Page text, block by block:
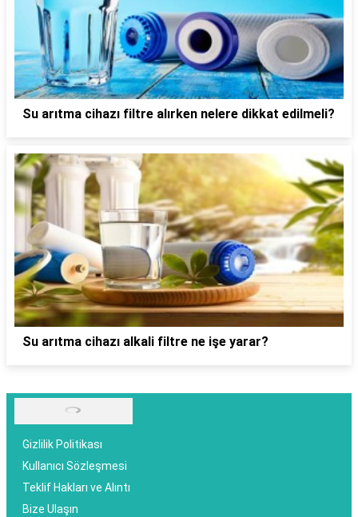
Su arıtma cihazı filtre alırken nelere dikkat edilmeli?
Su arıtma cihazı alkali filtre ne işe yarar?
Gizlilik Politikası
Kullanıcı Sözleşmesi
Teklif Hakları ve Alıntı
Bize Ulaşın